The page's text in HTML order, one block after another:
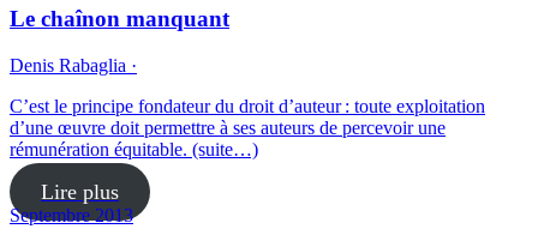
Le chaînon manquant
Denis Rabaglia ·
C’est le principe fondateur du droit d’auteur : toute exploitation
d’une œuvre doit permettre à ses auteurs de percevoir une
rémunération équitable. (suite…)
Lire plus
Septembre 2013